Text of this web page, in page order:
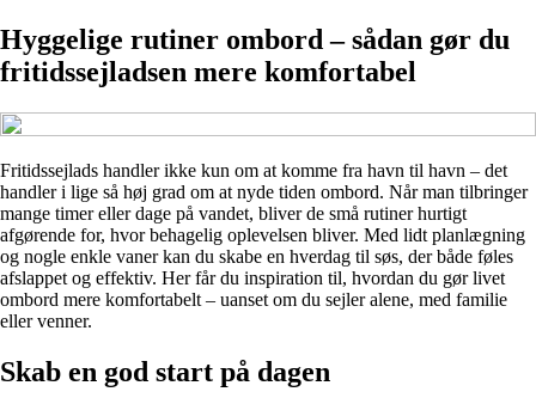
Hyggelige rutiner ombord – sådan gør du
fritidssejladsen mere komfortabel
Fritidssejlads handler ikke kun om at komme fra havn til havn – det
handler i lige så høj grad om at nyde tiden ombord. Når man tilbringer
mange timer eller dage på vandet, bliver de små rutiner hurtigt
afgørende for, hvor behagelig oplevelsen bliver. Med lidt planlægning
og nogle enkle vaner kan du skabe en hverdag til søs, der både føles
afslappet og effektiv. Her får du inspiration til, hvordan du gør livet
ombord mere komfortabelt – uanset om du sejler alene, med familie
eller venner.
Skab en god start på dagen